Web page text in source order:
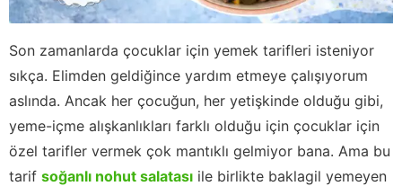
Son zamanlarda çocuklar için yemek tarifleri isteniyor
sıkça. Elimden geldiğince yardım etmeye çalışıyorum
aslında. Ancak her çocuğun, her yetişkinde olduğu gibi,
yeme-içme alışkanlıkları farklı olduğu için çocuklar için
özel tarifler vermek çok mantıklı gelmiyor bana. Ama bu
tarif soğanlı nohut salatası ile birlikte baklagil yemeyen